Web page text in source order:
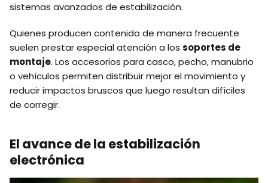
sistemas avanzados de estabilización.
Quienes producen contenido de manera frecuente
suelen prestar especial atención a los soportes de
montaje. Los accesorios para casco, pecho, manubrio
o vehículos permiten distribuir mejor el movimiento y
reducir impactos bruscos que luego resultan difíciles
de corregir.
El avance de la estabilización
electrónica